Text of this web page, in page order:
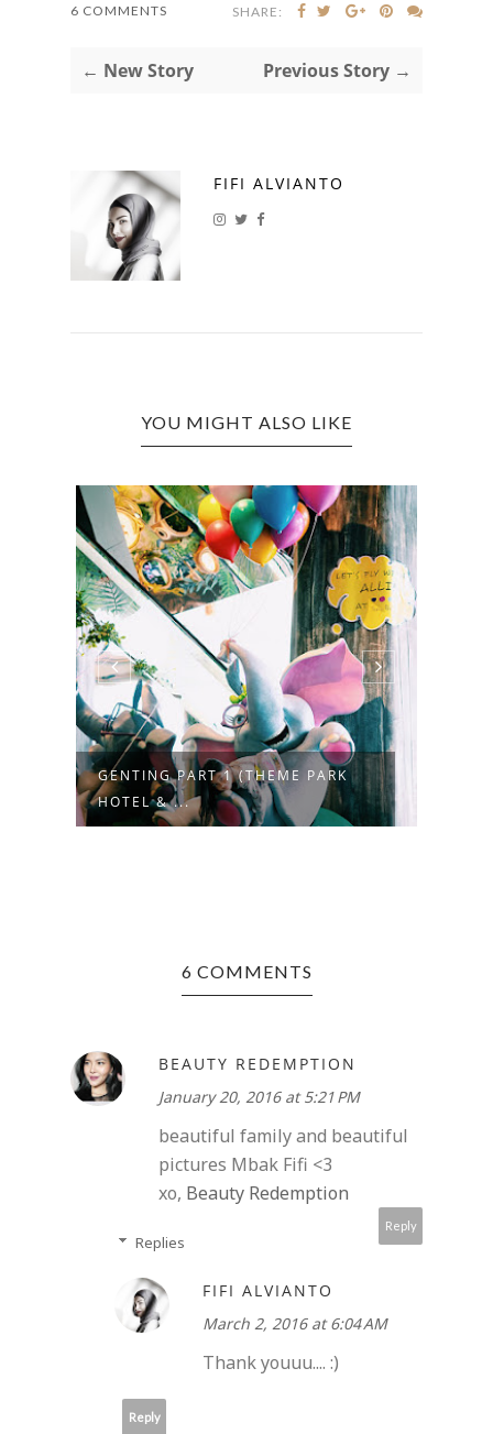
6 COMMENTS SHARE:
← New Story Previous Story →
FIFI ALVIANTO
YOU MIGHT ALSO LIKE
KOREA TRIP 1 (DONGDAEMUN
DESIGN PLA...
6 COMMENTS
BEAUTY REDEMPTION
January 20, 2016 at 5:21 PM
beautiful family and beautiful
pictures Mbak Fifi <3
xo, Beauty Redemption
Reply
Replies
FIFI ALVIANTO
March 2, 2016 at 6:04 AM
Thank youuu.... :)
Reply